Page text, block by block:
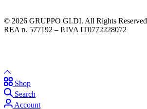
© 2026 GRUPPO GI.DI. All Rights Reserved
REA n. 577192 – P.IVA IT0772228072
Shop
Search
Account